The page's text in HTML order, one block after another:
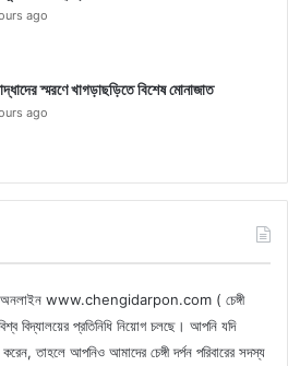
ago
স্মরণে খাগড়াছড়িতে বিশেষ মোনাজাত
ago
অনলাইন www.chengidarpon.com ( চেঙ্গী
বিদ্যালয়ের প্রতিনিধি নিয়োগ চলছে। আপনি যদি
তাহলে আপনিও আমাদের চেঙ্গী দর্পন পরিবারের সদস্য